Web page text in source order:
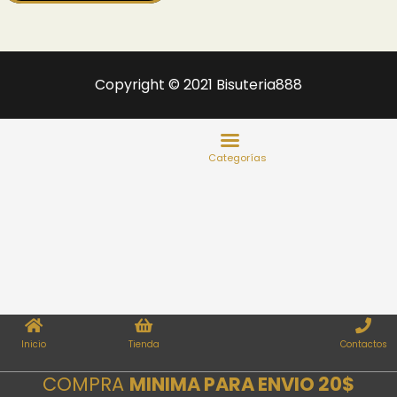
Copyright © 2021 Bisuteria888
Inicio Tienda Contactos
COMPRA MINIMA PARA ENVIO 20$